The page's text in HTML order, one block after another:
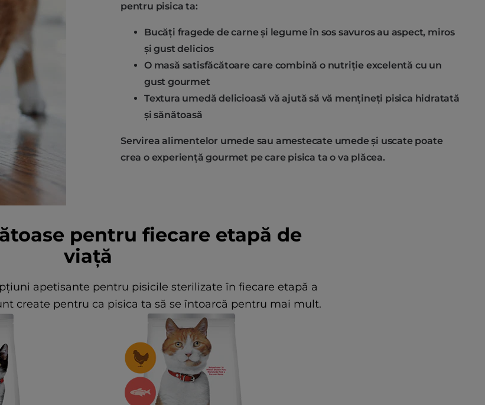
pentru pisica ta:
Bucăți fragede de carne și legume în sos savuros au aspect, miros
și gust delicios
O masă satisfăcătoare care combină o nutriție excelentă cu un
gust gourmet
Textura umedă delicioasă vă ajută să vă mențineți pisica hidratată
și sănătoasă
Servirea alimentelor umede sau amestecate umede și uscate poate
crea o experiență gourmet pe care pisica ta o va plăcea.
pentru fiecare etapă de
viață
apetisante pentru pisicile sterilizate în fiecare etapă a
create pentru ca pisica ta să se întoarcă pentru mai mult.